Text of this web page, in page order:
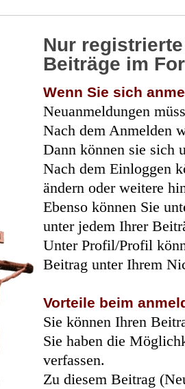
Nur
Beiträge im
Wenn Sie sich
Neuanmeldungen
Nach dem Anmelden
Dann können sie sich
Nach dem Einloggen
ändern oder weitere
Ebenso können Sie
unter jedem Ihrer
Unter Profil/Profil
Beitrag unter Ihrem
Vorteile beim
Sie können Ihren
Sie haben die
verfassen.
Zu diesem Beitrag